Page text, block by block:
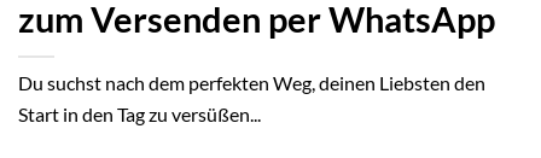
zum Versenden per WhatsApp
Du suchst nach dem perfekten Weg, deinen Liebsten den
Start in den Tag zu versüßen...